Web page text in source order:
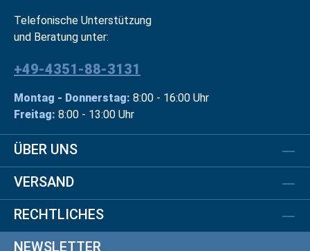
Telefonische Unterstützung
und Beratung unter:
+49-4351-88-3131
Montag - Donnerstag: 8:00 - 16:00 Uhr
Freitag: 8:00 - 13:00 Uhr
ÜBER UNS
VERSAND
RECHTLICHES
NEWSLETTER